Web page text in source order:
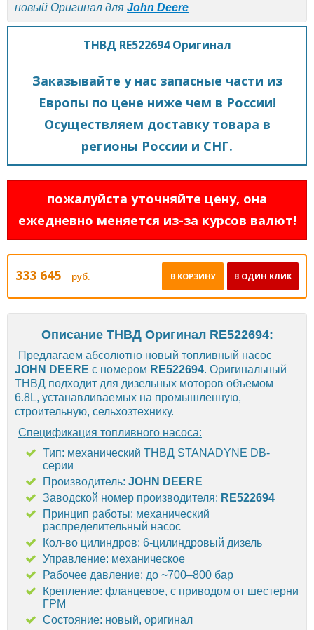
новый Оригинал для John Deere
ТНВД RE522694 Оригинал
Заказывайте у нас запасные части из
Европы по цене ниже чем в России!
Осуществляем доставку товара в
регионы России и СНГ.
пожалуйста уточняйте цену, она
ежедневно меняется из-за курсов валют!
333 645 руб. В ОДИН КЛИК
В КОРЗИНУ
Описание ТНВД Оригинал RE522694:
Предлагаем абсолютно новый топливный насос
JOHN DEERE с номером RE522694. Оригинальный
ТНВД подходит для дизельных моторов объемом
6.8L, устанавливаемых на промышленную,
строительную, сельхозтехнику.
Спецификация топливного насоса:
Тип: механический ТНВД STANADYNE DB-
серии
Производитель: JOHN DEERE
Заводской номер производителя: RE522694
Принцип работы: механический
распределительный насос
Кол-во цилиндров: 6-цилиндровый дизель
Управление: механическое
Рабочее давление: до ~700–800 бар
Крепление: фланцевое, с приводом от шестерни
ГРМ
Состояние: новый, оригинал